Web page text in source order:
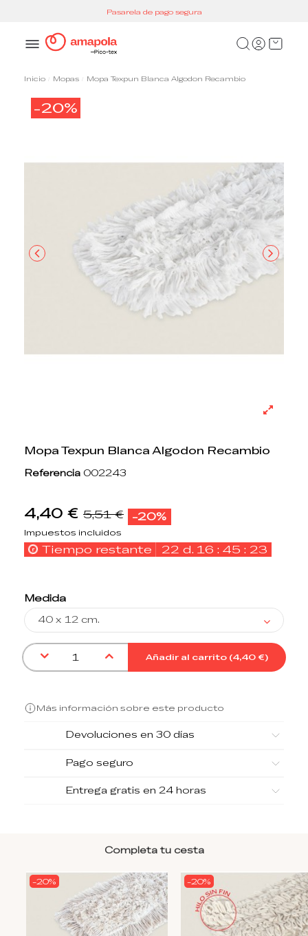
Pasarela de pago segura
Inicio Mopas Mopa Texpun Blanca Algodon Recambio
-20%
Mopa Texpun Blanca Algodon Recambio
Referencia 002243
4,40 € 5,51 € -20%
Impuestos incluidos
Tiempo restante 22 d. 16 : 45 : 22
Medida
Añadir al carrito (4,40 €)
Más información sobre este producto
Devoluciones en 30 días
Pago seguro
Entrega gratis en 24 horas
Completa tu cesta
-20% -20%